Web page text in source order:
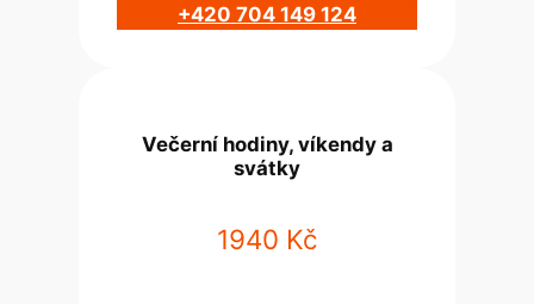
+420 704 149 124
Večerní hodiny, víkendy a
svátky
1940 Kč